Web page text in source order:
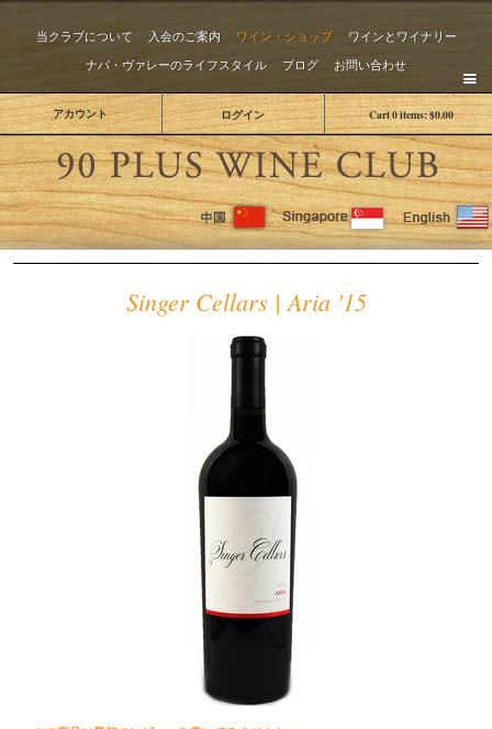
当クラブについて 入会のご案内 ワイン・ショップ
ワインとワイナリー
ナパ・ヴァレーのライフスタイル
ブログ お問い合わせ
Cart0items:$0.00
アカウント ログイン
The
Singer Cellars | Aria '15